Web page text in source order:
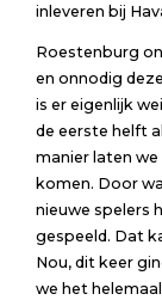
inleveren bij
Roestenburg
en onnodig
is er eigenlijk
de eerste helft
manier laten we
komen. Door
nieuwe spelers
gespeeld. Dat
Nou, dit keer
we het